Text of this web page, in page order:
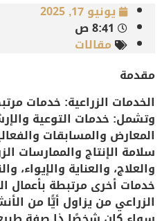
يونيو 17, 2025
8:41 ص
مقالات
مقدمة
الخدمات الزراعية: خدمات
وتشمل: خدمات التوعية
المعارض والمسابقات
سلامة الإنتاج والممارسات
والعلاج، والعناية والإيواء،
خدمات أخرى مرتبطة بأعمال
الزراعي من يزاول أيًّا من